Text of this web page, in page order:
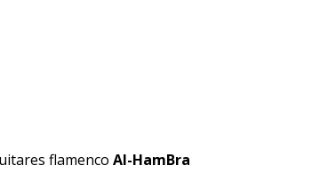
flamenco Al-HamBra